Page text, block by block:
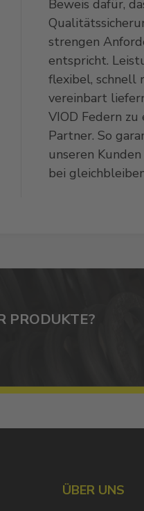
Beweis dafür,
strengen
entspricht.
flexibel, schnell
vereinbart
VIOD Federn zu
Partner. So
unseren
bei
PRODUKTE?
ÜBER UNS